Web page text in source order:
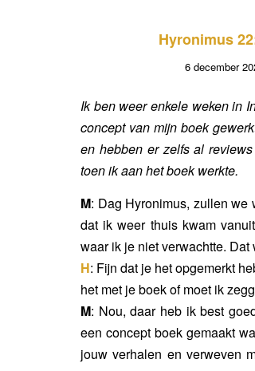
Hyronimus
6 december
Ik ben weer enkele weken in
concept van mijn boek
en hebben er zelfs al
toen ik aan het boek werkte.
M: Dag Hyronimus, zullen we
dat ik weer thuis kwam
waar ik je niet verwachtte.
H: Fijn dat je het opgemerkt
het met je boek of moet ik
M: Nou, daar heb ik best
een concept boek gemaakt
jouw verhalen en verweven